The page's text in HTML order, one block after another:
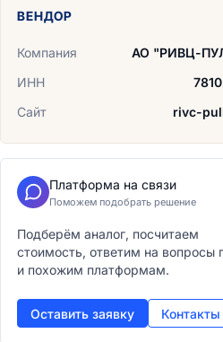
ВЕНДОР
Компания
АО "РИВЦ-
ИНН
Сайт
rivc-
Платформа на связи
Поможем подобрать решение
Подберём аналог, посчитаем
стоимость, ответим на вопросы
и похожим платформам.
Оставить заявку Контакты